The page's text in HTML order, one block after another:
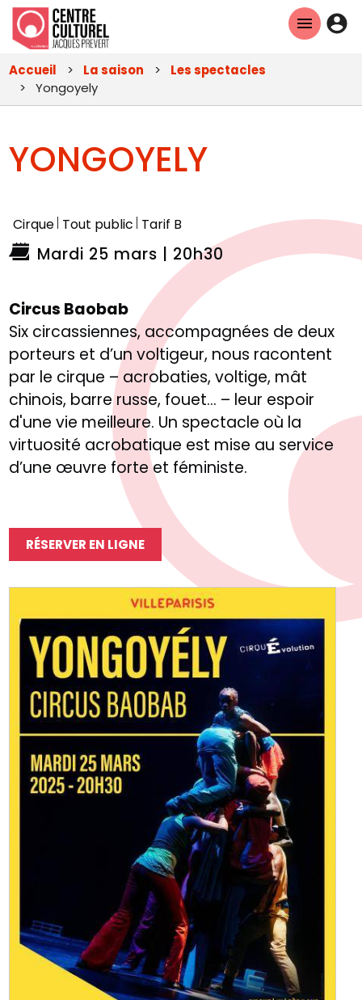
principal
En-
Accueil La saison
Les spectacles
Yongoyely
YONGOYELY
Cirque Tout public Tarif B
Mardi 25 mars | 20h30
Circus Baobab
Six circassiennes, accompagnées de deux
porteurs et d’un voltigeur, nous racontent
par le cirque – acrobaties, voltige, mât
chinois, barre russe, fouet... – leur espoir
d'une vie meilleure. Un spectacle où la
virtuosité acrobatique est mise au service
d’une œuvre forte et féministe.
RÉSERVER EN LIGNE